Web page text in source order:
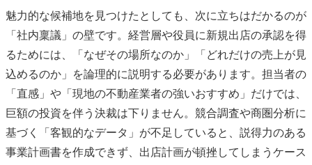
魅力的な候補地を見つけたとしても、次に立ちはだかるのが
「社内稟議」の壁です。経営層や役員に新規出店の承認を得
るためには、「なぜその場所なのか」「どれだけの売上が見
込めるのか」を論理的に説明する必要があります。担当者の
「直感」や「現地の不動産業者の強いおすすめ」だけでは、
巨額の投資を伴う決裁は下りません。競合調査や商圏分析に
基づく「客観的なデータ」が不足していると、説得力のある
事業計画書を作成できず、出店計画が頓挫してしまうケース